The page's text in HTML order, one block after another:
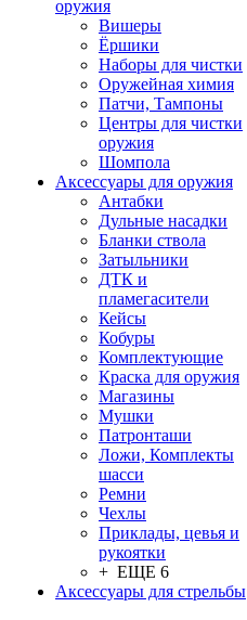
оружия
Вишеры
Ёршики
Наборы для чистки
Оружейная химия
Патчи, Тампоны
Центры для чистки
оружия
Шомпола
Аксессуары для оружия
Антабки
Дульные насадки
Бланки ствола
Затыльники
ДТК и
пламегасители
Кейсы
Кобуры
Комплектующие
Краска для оружия
Магазины
Мушки
Патронташи
Ложи, Комплекты
шасси
Ремни
Чехлы
Приклады, цевья и
рукоятки
+ ЕЩЕ 6
Аксессуары для стрельбы